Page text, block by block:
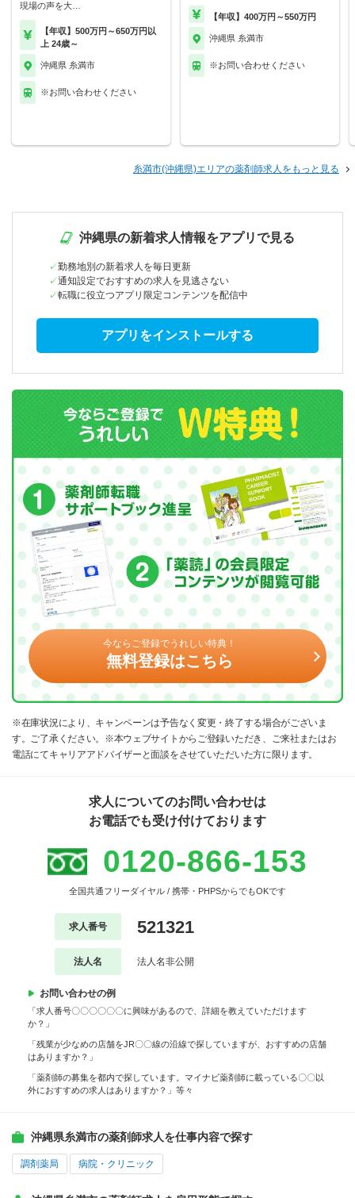
現場の声を大…
【年収】500万円～650万円以
上 24歳～
沖縄県 糸満市
※お問い合わせください
【年収】400万円～550万円
沖縄県 糸満市
※お問い合わせください
糸満市(沖縄県)エリアの薬剤師求人をもっと見る
沖縄県の新着求人情報をアプリで見る
勤務地別の新着求人を毎日更新
通知設定でおすすめの求人を見逃さない
転職に役立つアプリ限定コンテンツを配信中
アプリをインストールする
今ならご登録でうれしい特典！
無料登録はこちら
※在庫状況により、キャンペーンは予告なく変更・終了する場合がございま
す。ご了承ください。※本ウェブサイトからご登録いただき、ご来社またはお
電話にてキャリアアドバイザーと面談をさせていただいた方に限ります。
求人についてのお問い合わせは
お電話でも受け付けております
0120-866-153
全国共通フリーダイヤル / 携帯・PHPSからでもOKです
求人番号 521321
法人名 法人名非公開
お問い合わせの例
「求人番号〇〇〇〇〇〇に興味があるので、詳細を教えていただけます
か？」
「残業が少なめの店舗をJR〇〇線の沿線で探していますが、おすすめの店舗
はありますか？」
「薬剤師の募集を都内で探しています。マイナビ薬剤師に載っている〇〇以
外におすすめの求人はありますか？」等々
沖縄県糸満市の薬剤師求人を仕事内容で探す
調剤薬局 病院・クリニック